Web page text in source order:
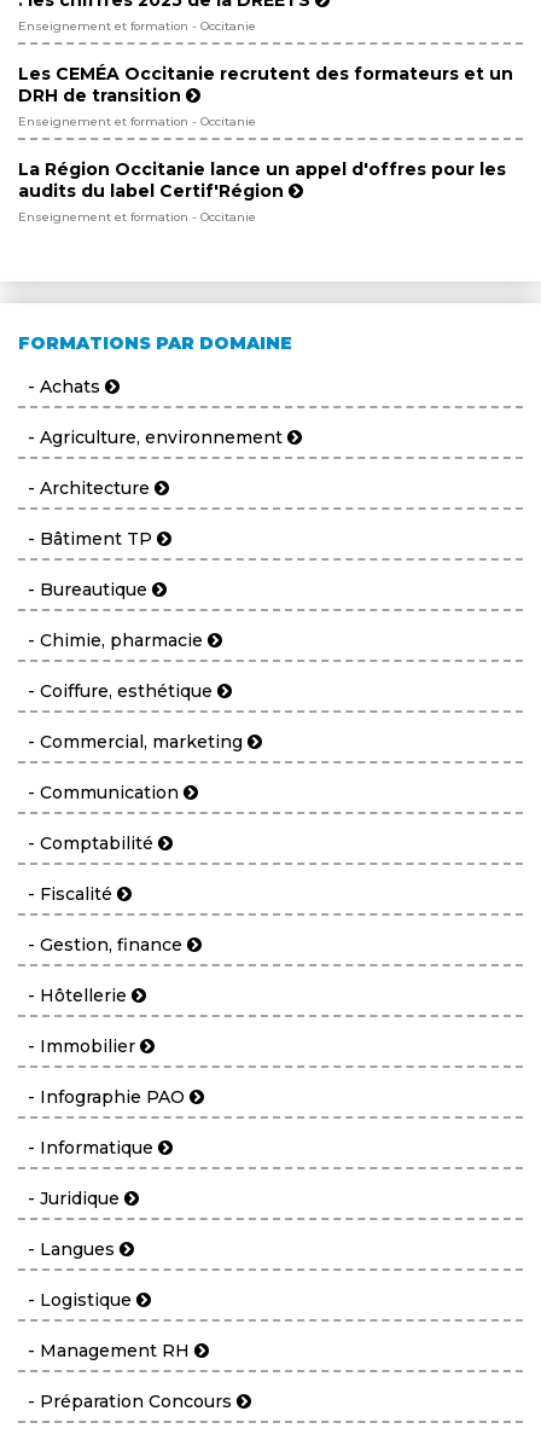
Enseignement et formation - Occitanie
Les CEMÉA Occitanie recrutent des formateurs et un
DRH de transition
Enseignement et formation - Occitanie
La Région Occitanie lance un appel d'offres pour les
audits du label Certif'Région
Enseignement et formation - Occitanie
FORMATIONS PAR DOMAINE
- Achats
- Agriculture, environnement
- Architecture
- Bâtiment TP
- Bureautique
- Chimie, pharmacie
- Coiffure, esthétique
- Commercial, marketing
- Communication
- Comptabilité
- Fiscalité
- Gestion, finance
- Hôtellerie
- Immobilier
- Infographie PAO
- Informatique
- Juridique
- Langues
- Logistique
- Management RH
- Préparation Concours